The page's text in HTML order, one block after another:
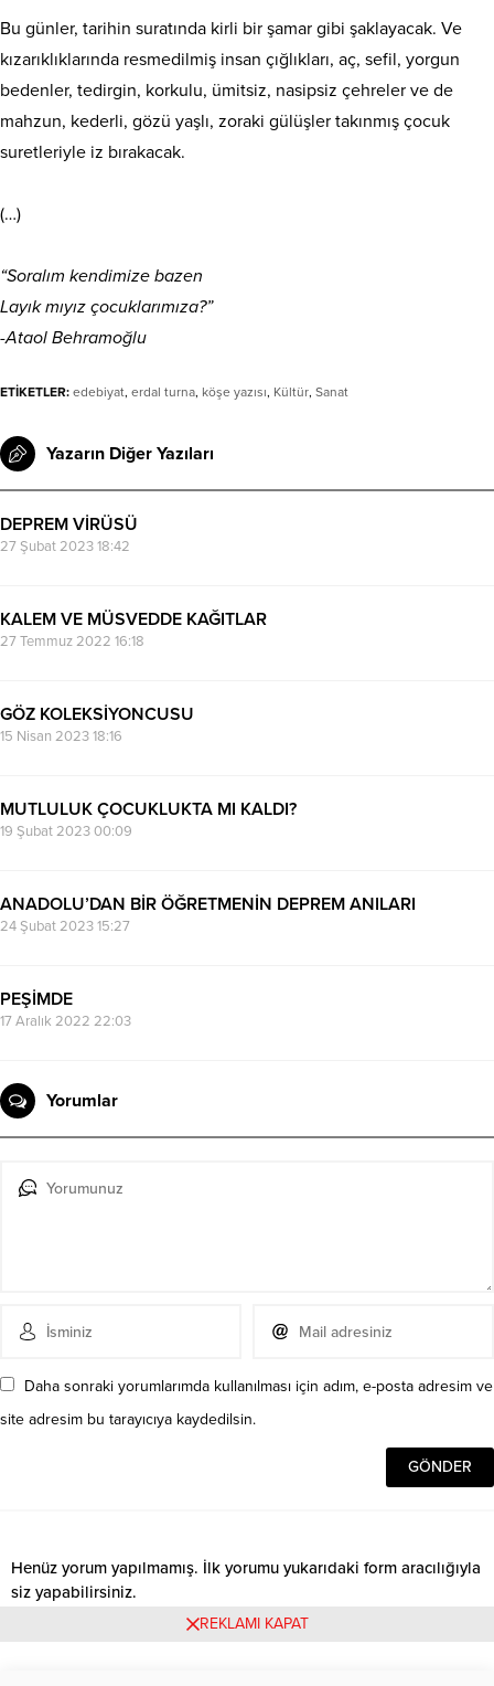
Bu günler, tarihin suratında kirli bir şamar gibi şaklayacak. Ve
kızarıklıklarında resmedilmiş insan çığlıkları, aç, sefil, yorgun
bedenler, tedirgin, korkulu, ümitsiz, nasipsiz çehreler ve de
mahzun, kederli, gözü yaşlı, zoraki gülüşler takınmış çocuk
suretleriyle iz bırakacak.
(…)
“Soralım kendimize bazen
Layık mıyız çocuklarımıza?”
-Ataol Behramoğlu
ETİKETLER: edebiyat, erdal turna, köşe yazısı, Kültür, Sanat
Yazarın Diğer Yazıları
DEPREM VİRÜSÜ
27 Şubat 2023 18:42
KALEM VE MÜSVEDDE KAĞITLAR
27 Temmuz 2022 16:18
GÖZ KOLEKSİYONCUSU
15 Nisan 2023 18:16
MUTLULUK ÇOCUKLUKTA MI KALDI?
19 Şubat 2023 00:09
ANADOLU’DAN BİR ÖĞRETMENİN DEPREM ANILARI
24 Şubat 2023 15:27
PEŞİMDE
17 Aralık 2022 22:03
Yorumlar
Daha sonraki yorumlarımda kullanılması için adım, e-posta adresim ve
site adresim bu tarayıcıya kaydedilsin.
Henüz yorum yapılmamış. İlk yorumu yukarıdaki form aracılığıyla
siz yapabilirsiniz.
REKLAMI KAPAT